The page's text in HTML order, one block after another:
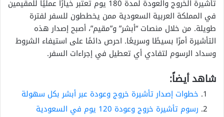
تأشيرة الخروج والعودة لمدة 180 يوم تعتبر خيارًا عمليًا للمقيمين
في المملكة العربية السعودية ممن يخططون للسفر لفترة
طويلة. من خلال منصات “أبشر” و”مقيم”، أصبح إصدار هذه
التأشيرة أمرًا بسيطًا وسريعًا. احرص دائمًا على استيفاء الشروط
وسداد الرسوم لتفادي أي تعطيل في إجراءات السفر.
شاهد أيضاً:
خطوات إصدار تأشيرة خروج وعودة عبر أبشر بكل سهولة
رسوم تأشيرة خروج وعودة 120 يوم في السعودية